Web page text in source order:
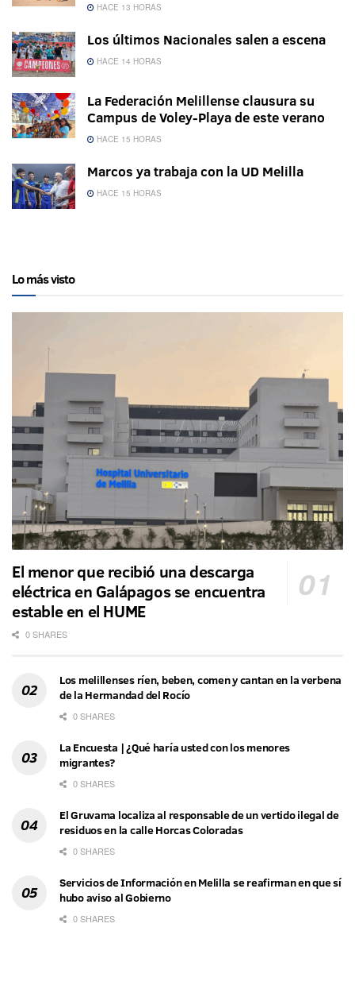
HACE 13 HORAS
Los últimos Nacionales salen a escena
HACE 14 HORAS
La Federación Melillense clausura su
Campus de Voley-Playa de este verano
HACE 15 HORAS
Marcos ya trabaja con la UD Melilla
HACE 15 HORAS
Lo más visto
El menor que recibió una descarga
eléctrica en Galápagos se encuentra
estable en el HUME
0 SHARES
Los melillenses ríen, beben, comen y cantan en la verbena
de la Hermandad del Rocío
0 SHARES
La Encuesta | ¿Qué haría usted con los menores
migrantes?
0 SHARES
El Gruvama localiza al responsable de un vertido ilegal de
residuos en la calle Horcas Coloradas
0 SHARES
Servicios de Información en Melilla se reafirman en que sí
hubo aviso al Gobierno
0 SHARES